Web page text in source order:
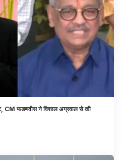
CM फडणवीस ने विशाल अग्रवाल से की